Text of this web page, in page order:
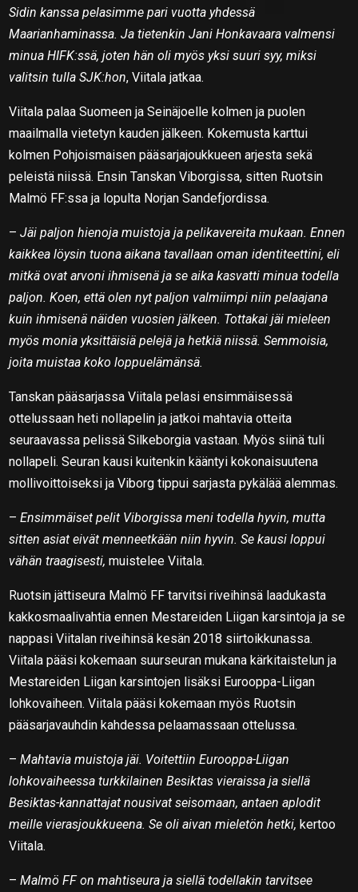
Sidin kanssa pelasimme pari vuotta yhdessä
Maarianhaminassa. Ja tietenkin Jani Honkavaara valmensi
minua HIFK:ssä, joten hän oli myös yksi suuri syy, miksi
valitsin tulla SJK:hon, Viitala jatkaa.
Viitala palaa Suomeen ja Seinäjoelle kolmen ja puolen
maailmalla vietetyn kauden jälkeen. Kokemusta karttui
kolmen Pohjoismaisen pääsarjajoukkueen arjesta sekä
peleistä niissä. Ensin Tanskan Viborgissa, sitten Ruotsin
Malmö FF:ssa ja lopulta Norjan Sandefjordissa.
–Jäi paljon hienoja muistoja ja pelikavereita mukaan. Ennen
kaikkea löysin tuona aikana tavallaan oman identiteettini, eli
mitkä ovat arvoni ihmisenä ja se aika kasvatti minua todella
paljon. Koen, että olen nyt paljon valmiimpi niin pelaajana
kuin ihmisenä näiden vuosien jälkeen. Tottakai jäi mieleen
myös monia yksittäisiä pelejä ja hetkiä niissä. Semmoisia,
joita muistaa koko loppuelämänsä.
Tanskan pääsarjassa Viitala pelasi ensimmäisessä
ottelussaan heti nollapelin ja jatkoi mahtavia otteita
seuraavassa pelissä Silkeborgia vastaan. Myös siinä tuli
nollapeli. Seuran kausi kuitenkin kääntyi kokonaisuutena
mollivoittoiseksi ja Viborg tippui sarjasta pykälää alemmas.
–Ensimmäiset pelit Viborgissa meni todella hyvin, mutta
sitten asiat eivät menneetkään niin hyvin. Se kausi loppui
vähän traagisesti, muistelee Viitala.
Ruotsin jättiseura Malmö FF tarvitsi riveihinsä laadukasta
kakkosmaalivahtia ennen Mestareiden Liigan karsintoja ja se
nappasi Viitalan riveihinsä kesän 2018 siirtoikkunassa.
Viitala pääsi kokemaan suurseuran mukana kärkitaistelun ja
Mestareiden Liigan karsintojen lisäksi Eurooppa-Liigan
lohkovaiheen. Viitala pääsi kokemaan myös Ruotsin
pääsarjavauhdin kahdessa pelaamassaan ottelussa.
–Mahtavia muistoja jäi. Voitettiin Eurooppa-Liigan
lohkovaiheessa turkkilainen Besiktas vieraissa ja siellä
Besiktas-kannattajat nousivat seisomaan, antaen aplodit
meille vierasjoukkueena. Se oli aivan mieletön hetki, kertoo
Viitala.
–Malmö FF on mahtiseura ja siellä todellakin tarvitsee